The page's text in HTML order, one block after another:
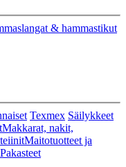
& hammastikut
Texmex Säilykkeet
Makkarat, nakit,
Maitotuotteet ja
Pakasteet